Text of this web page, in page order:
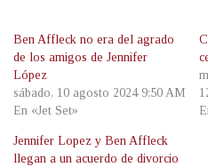
Ben Affleck no era del agrado
de los amigos de Jennifer
López
sábado, 10 agosto 2024 9:50 AM
En «Jet Set»
Jennifer Lopez y Ben Affleck
llegan a un acuerdo de divorcio